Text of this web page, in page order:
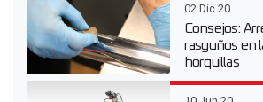
02 Dic 20
Consejos:
rasguños en
horquillas